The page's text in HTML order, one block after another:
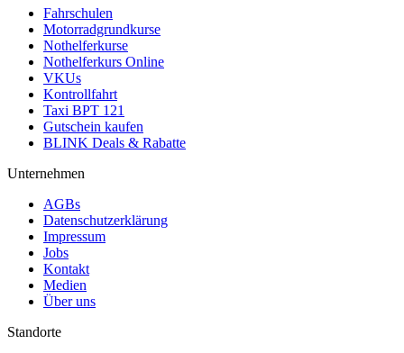
Fahrschulen
Motorradgrundkurse
Nothelferkurse
Nothelferkurs Online
VKUs
Kontrollfahrt
Taxi BPT 121
Gutschein kaufen
BLINK Deals & Rabatte
Unternehmen
AGBs
Datenschutzerklärung
Impressum
Jobs
Kontakt
Medien
Über uns
Standorte